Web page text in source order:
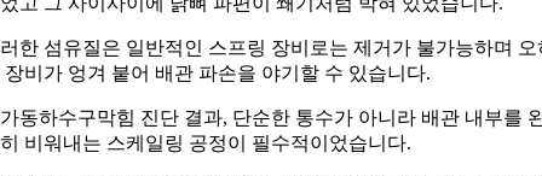
한 섬유질은 일반적인 스프링 장비로는 제거가 불가능하며 오
장비가 엉겨 붙어 배관 파손을 야기할 수 있습니다.
동하수구막힘 진단 결과, 단순한 통수가 아니라 배관 내부를
비워내는 스케일링 공정이 필수적이었습니다.